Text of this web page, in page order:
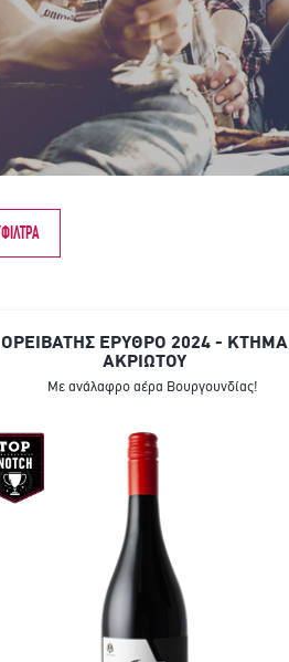
ΦΙΛΤΡΑ
ΟΡΕΙΒΑΤΗΣ ΕΡΥΘΡΟ 2024 - ΚΤΗΜΑ
ΑΚΡΙΩΤΟΥ
Με ανάλαφρο αέρα Βουργουνδίας!